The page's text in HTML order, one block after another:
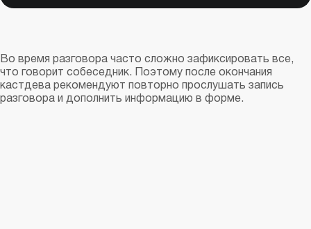
Во время разговора часто сложно зафиксировать все,
что говорит собеседник. Поэтому после окончания
кастдева рекомендуют повторно прослушать запись
разговора и дополнить информацию в форме.